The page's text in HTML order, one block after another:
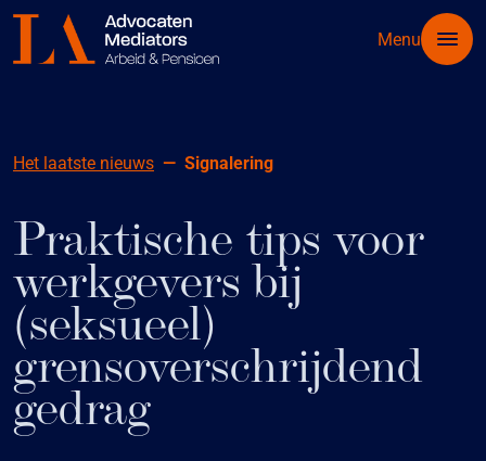
Menu
Het laatste nieuws Signalering
Praktische tips voor
werkgevers bij
(seksueel)
grensoverschrijdend
gedrag